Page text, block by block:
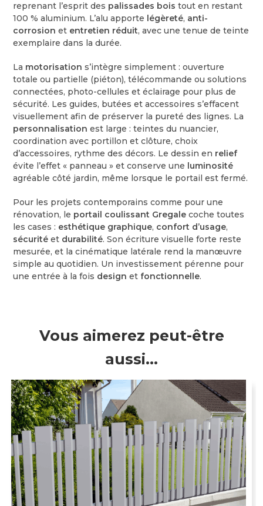
reprenant l’esprit des palissades bois tout en restant
100 % aluminium. L’alu apporte légèreté, anti-
corrosion et entretien réduit, avec une tenue de teinte
exemplaire dans la durée.
La motorisation s’intègre simplement : ouverture
totale ou partielle (piéton), télécommande ou solutions
connectées, photo-cellules et éclairage pour plus de
sécurité. Les guides, butées et accessoires s’effacent
visuellement afin de préserver la pureté des lignes. La
personnalisation est large : teintes du nuancier,
coordination avec portillon et clôture, choix
d’accessoires, rythme des décors. Le dessin en relief
évite l’effet « panneau » et conserve une luminosité
agréable côté jardin, même lorsque le portail est fermé.
Pour les projets contemporains comme pour une
rénovation, le portail coulissant Gregale coche toutes
les cases : esthétique graphique, confort d’usage,
sécurité et durabilité. Son écriture visuelle forte reste
mesurée, et la cinématique latérale rend la manœuvre
simple au quotidien. Un investissement pérenne pour
une entrée à la fois design et fonctionnelle.
Vous aimerez peut-être
aussi…